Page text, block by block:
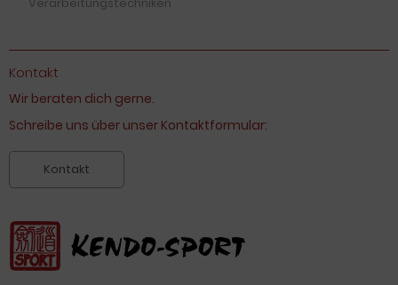
Verarbeitungstechniken
Kontakt
Wir beraten dich gerne.
Schreibe uns über unser Kontaktformular:
Kontakt